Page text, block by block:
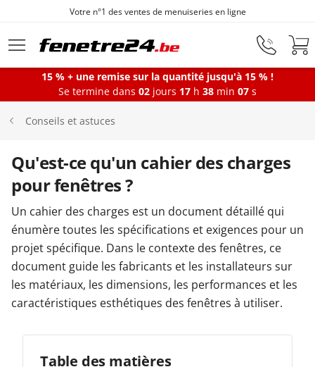
Aller au contenu principal
Votre n°1 des ventes de menuiseries en ligne
Fenêtres
Portes d'entrée
Protections solaires
15 % + une remise sur la quantité jusqu'à 15 % !
Se termine dans 02 jours 17 h 38 min 07 s
Conseils et astuces
Qu'est-ce qu'un cahier des charges
pour fenêtres ?
Un cahier des charges est un document détaillé qui
énumère toutes les spécifications et exigences pour un
projet spécifique. Dans le contexte des fenêtres, ce
document guide les fabricants et les installateurs sur
les matériaux, les dimensions, les performances et les
caractéristiques esthétiques des fenêtres à utiliser.
Table des matières